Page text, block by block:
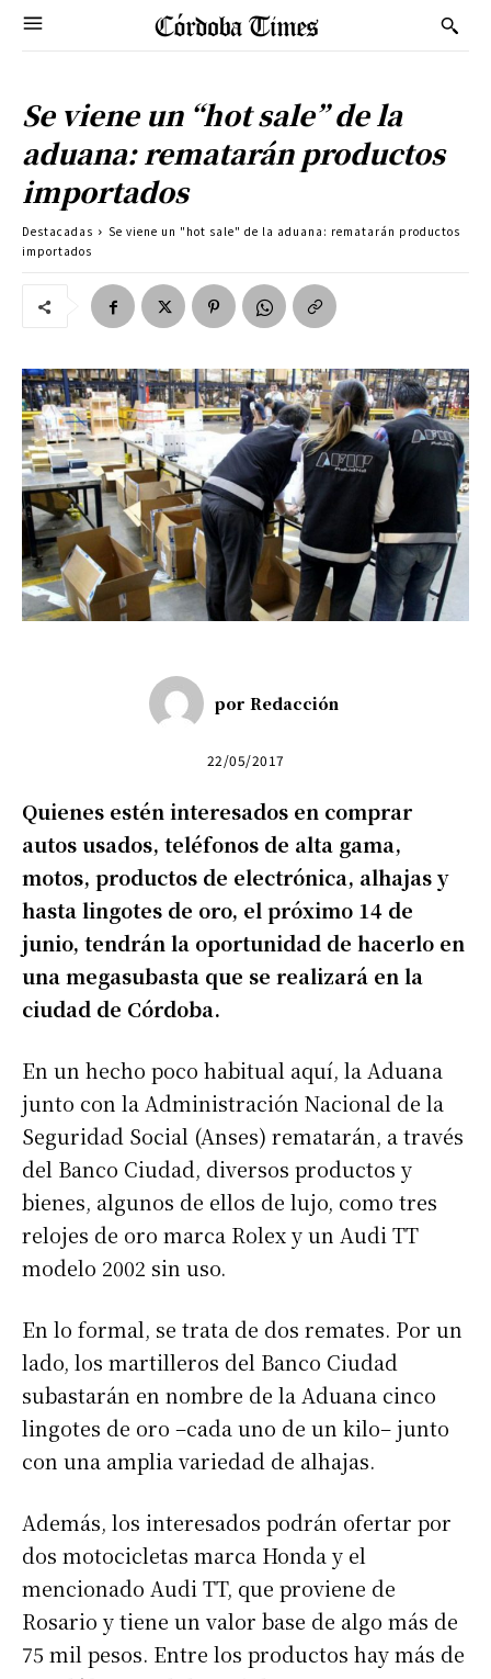
Se viene un “hot sale” de la
aduana: rematarán productos
importados
Destacadas
Se viene un "hot sale" de la aduana: rematarán productos
importados
por Redacción
22/05/2017
Quienes estén interesados en comprar
autos usados, teléfonos de alta gama,
motos, productos de electrónica, alhajas y
hasta lingotes de oro, el próximo 14 de
junio, tendrán la oportunidad de hacerlo en
una megasubasta que se realizará en la
ciudad de Córdoba.
En un hecho poco habitual aquí, la Aduana
junto con la Administración Nacional de la
Seguridad Social (Anses) rematarán, a través
del Banco Ciudad, diversos productos y
bienes, algunos de ellos de lujo, como tres
relojes de oro marca Rolex y un Audi TT
modelo 2002 sin uso.
En lo formal, se trata de dos remates. Por un
lado, los martilleros del Banco Ciudad
subastarán en nombre de la Aduana cinco
lingotes de oro –cada uno de un kilo– junto
con una amplia variedad de alhajas.
Además, los interesados podrán ofertar por
dos motocicletas marca Honda y el
mencionado Audi TT, que proviene de
Rosario y tiene un valor base de algo más de
75 mil pesos. Entre los productos hay más de